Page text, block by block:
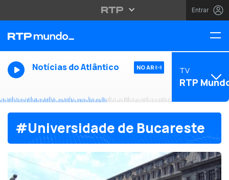
Entrar
Notícias do Atlântico NO AR TV
RTP
#Universidade de Bucareste